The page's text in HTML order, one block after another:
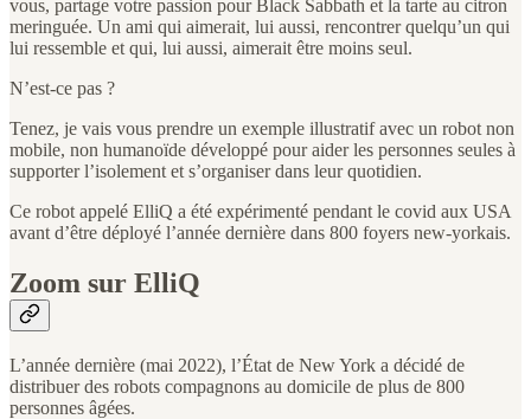
vous, partage votre passion pour Black Sabbath et la tarte au citron
meringuée. Un ami qui aimerait, lui aussi, rencontrer quelqu’un qui
lui ressemble et qui, lui aussi, aimerait être moins seul.
N’est-ce pas ?
Tenez, je vais vous prendre un exemple illustratif avec un robot non
mobile, non humanoïde développé pour aider les personnes seules à
supporter l’isolement et s’organiser dans leur quotidien.
Ce robot appelé ElliQ a été expérimenté pendant le covid aux USA
avant d’être déployé l’année dernière dans 800 foyers new-yorkais.
Zoom sur ElliQ
L’année dernière (mai 2022), l’État de New York a décidé de
distribuer des robots compagnons au domicile de plus de 800
personnes âgées.